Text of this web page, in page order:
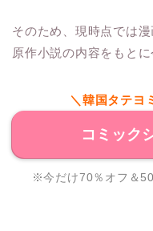
そのため、現時点では
原作小説の内容をもと
＼韓国タテヨ
コミック
※今だけ70％オフ＆